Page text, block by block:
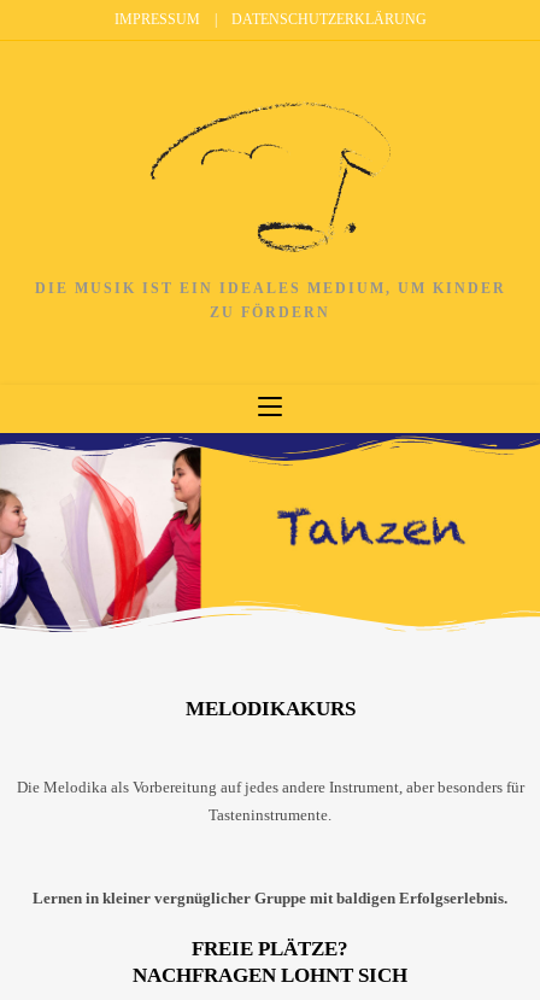
IMPRESSUM DATENSCHUTZERKLÄRUNG
DIE MUSIK IST EIN IDEALES MEDIUM, UM KINDER
ZU FÖRDERN
MELODIKAKURS
Die Melodika als Vorbereitung auf jedes andere Instrument, aber besonders für
Tasteninstrumente.
Lernen in kleiner vergnüglicher Gruppe mit baldigen Erfolgserlebnis.
FREIE PLÄTZE?
NACHFRAGEN LOHNT SICH